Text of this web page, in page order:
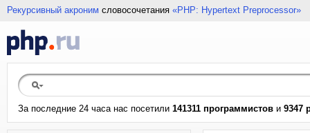
Рекурсивный акроним словосочетания «PHP: Hypertext Preprocessor»
За последние 24 часа нас посетили 141311 программистов и 9347